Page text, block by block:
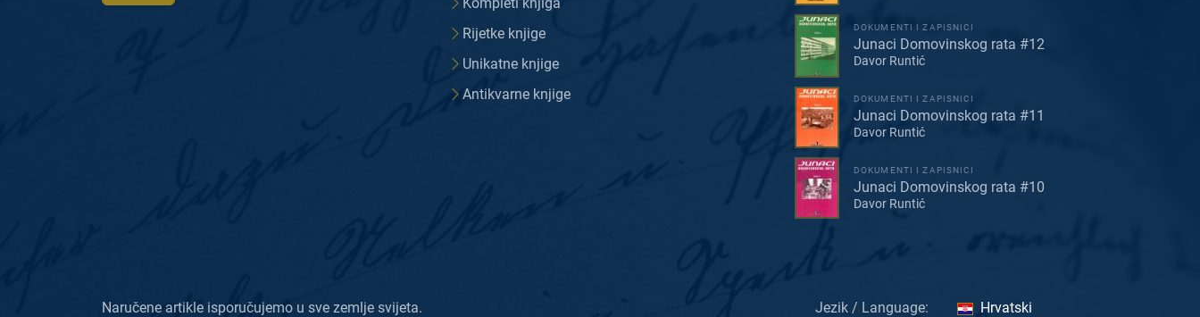
Rijetke knjige
Unikatne knjige
Antikvarne knjige
DOKUMENTI I ZAPISNICI
Junaci Domovinskog rata #12
Davor Runtić
DOKUMENTI I ZAPISNICI
Junaci Domovinskog rata #11
Davor Runtić
DOKUMENTI I ZAPISNICI
Junaci Domovinskog rata #10
Davor Runtić
Naručene artikle isporučujemo u sve zemlje svijeta. Jezik / Language: Hrvatski